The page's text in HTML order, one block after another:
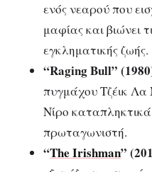
ενός νεαρού που
μαφίας και βιώνει
εγκληματικής ζωής.
“Raging Bull”
πυγμάχου Τζέικ
Νίρο
πρωταγωνιστή.
“The Irishman”